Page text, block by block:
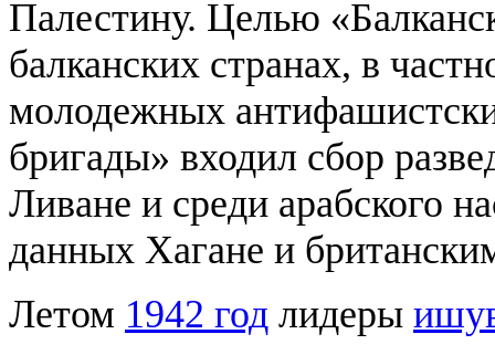
Палестину. Целью
балканских странах, в
молодежных
бригады» входил сбор
Ливане и среди арабского
данных Хагане и
Летом 1942 год лидеры